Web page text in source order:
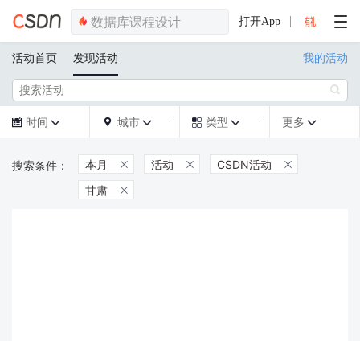
打开App
活动首页 发现活动 我的活动

 时间   城市   类型  更多 
本月  活动  CSDN活动 
甘肃 